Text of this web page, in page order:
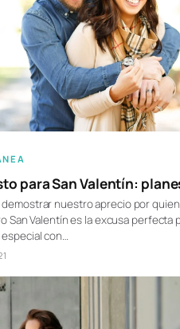
para San Valentín:
nuestro aprecio por
San Valentín es la excusa perfecta
con…